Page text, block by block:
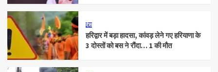
देश
हरिद्वार में बड़ा हादसा, कांवड़ लेने गए हरियाणा के
3 दोस्तों को बस ने रौंदा… 1 की मौत